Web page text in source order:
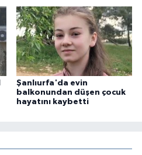
Şanlıurfa'da evin
balkonundan düşen çocuk
hayatını kaybetti